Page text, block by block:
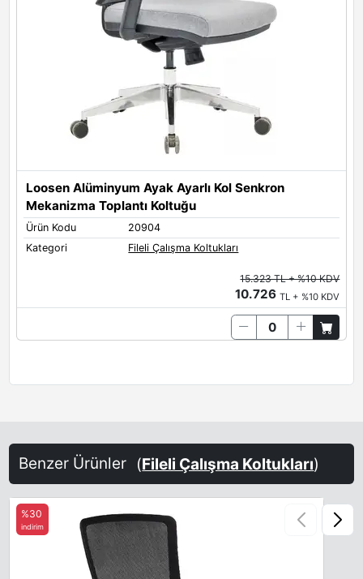
Loosen Alüminyum Ayak Ayarlı Kol Senkron
Mekanizma Toplantı Koltuğu
Ürün Kodu
20904
Kategori
Fileli Çalışma Koltukları
15.323 TL + %10 KDV
10.726TL + %10 KDV
Benzer Ürünler (Fileli Çalışma Koltukları)
%30
indirim